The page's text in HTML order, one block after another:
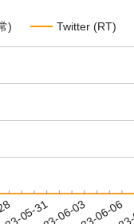
) Twitter (RT)